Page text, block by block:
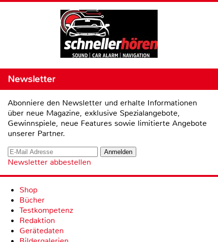
Newsletter
Abonniere den Newsletter und erhalte Informationen
über neue Magazine, exklusive Spezialangebote,
Gewinnspiele, neue Features sowie limitierte Angebote
unserer Partner.
Newsletter abbestellen
Shop
Bücher
Testkompetenz
Redaktion
Gerätedaten